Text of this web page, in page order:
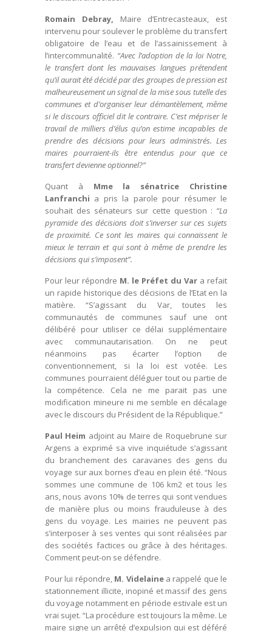
Romain Debray, Maire d’Entrecasteaux, est
intervenu pour soulever le problème du transfert
obligatoire de l’eau et de l’assainissement à
l’intercommunalité. “Avec l’adoption de la loi Notre,
le transfert dont les mauvaises langues prétendent
qu’il aurait été décidé par des groupes de pression est
malheureusement un signal de la mise sous tutelle des
communes et d’organiser leur démantèlement, même
si le discours officiel dit le contraire. C’est mépriser le
travail de milliers d’élus qu’on estime incapables de
prendre des décisions pour leurs administrés. Les
maires pourraient-ils être entendus pour que ce
transfert devienne optionnel?”
Quant à Mme la sénatrice Christine
Lanfranchi a pris la parole pour résumer le
souhait des sénateurs sur cette question : “La
pyramide des décisions doit s’inverser sur ces sujets
de proximité. Ce sont les maires qui connaissent le
mieux le terrain et qui sont à même de prendre les
décisions qui s’imposent”.
Pour leur répondre M. le Préfet du Var a refait
un rapide historique des décisions de l’Etat en la
matière. “S’agissant du Var, toutes les
communautés de communes sauf une ont
délibéré pour utiliser ce délai supplémentaire
avec communautarisation. On ne peut
néanmoins pas écarter l’option de
conventionnement, si la loi est votée. Les
communes pourraient déléguer tout ou partie de
la compétence. Cela ne me parait pas une
modification mineure ni me semble en décalage
avec le discours du Président de la République.”
Paul Heim adjoint au Maire de Roquebrune sur
Argens a exprimé sa vive inquiétude s’agissant
du branchement des caravanes des gens du
voyage sur aux bornes d’eau en plein été. “Nous
sommes une commune de 106 km2 et tous les
ans, nous avons 10% de terres qui sont vendues
de manière plus ou moins frauduleuse à des
gens du voyage. Les mairies ne peuvent pas
s’interposer à ses ventes qui sont réalisées par
des sociétés factices ou grâce à des héritages.
Comment peut-on se défendre.
Pour lui répondre, M. Videlainea rappelé que le
stationnement illicite, inopiné et massif des gens
du voyage notamment en période estivale est un
vrai sujet. “La procédure est toujours la même. Le
maire signe un arrêté d’expulsion qui est déféré